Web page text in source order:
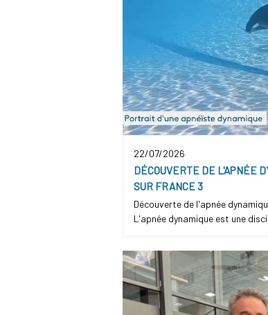
22/07/2026
DÉCOUVERTE DE L'APNÉE
SUR FRANCE 3
Découverte de l'apnée
L'apnée dynamique est une